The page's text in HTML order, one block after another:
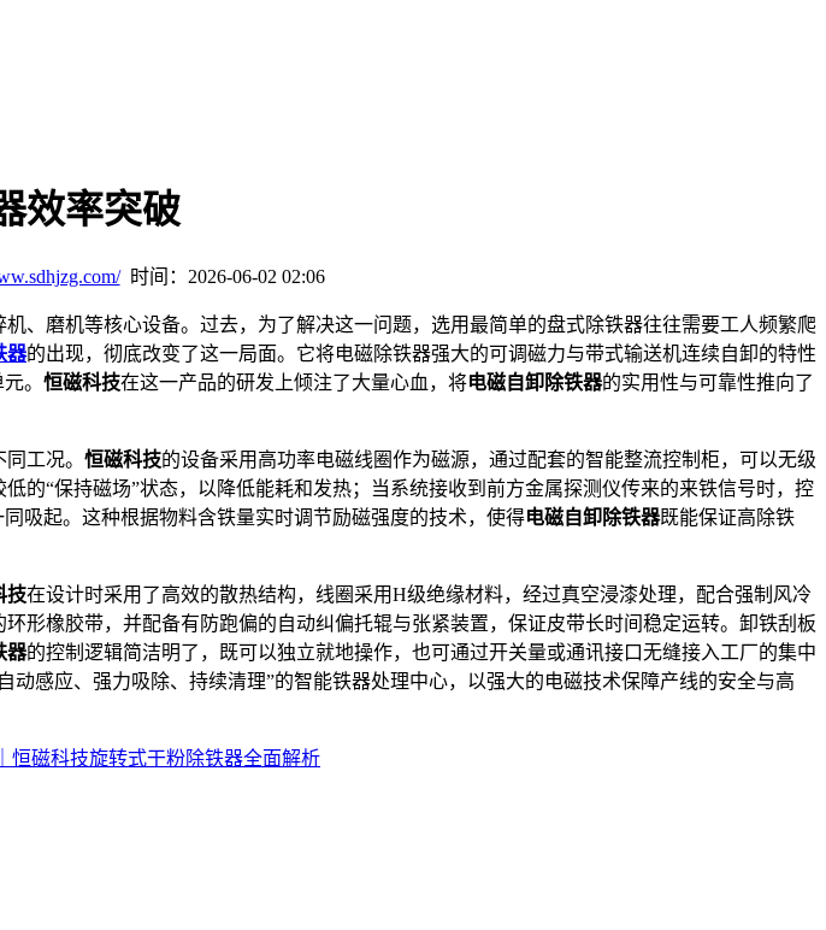
效率突破
时间：2026-06-02 02:06
、磨机等核心设备。过去，为了解决这一问题，选用最简单的盘式除铁器往往需要工人频繁爬
器的出现，彻底改变了这一局面。它将电磁除铁器强大的可调磁力与带式输送机连续自卸的特性
。 恒磁科技在这一产品的研发上倾注了大量心血，将电磁自卸除铁器的实用性与可靠性推向了
工况。 恒磁科技的设备采用高功率电磁线圈作为磁源，通过配套的智能整流控制柜，可以无级
的“保持磁场”状态，以降低能耗和发热；当系统接收到前方金属探测仪传来的来铁信号时，控
吸起。这种根据物料含铁量实时调节励磁强度的技术，使得电磁自卸除铁器既能保证高除铁
技在设计时采用了高效的散热结构，线圈采用H级绝缘材料，经过真空浸漆处理，配合强制风冷
形橡胶带，并配备有防跑偏的自动纠偏托辊与张紧装置，保证皮带长时间稳定运转。卸铁刮板
器的控制逻辑简洁明了，既可以独立就地操作，也可通过开关量或通讯接口无缝接入工厂的集中
动感应、强力吸除、持续清理”的智能铁器处理中心，以强大的电磁技术保障产线的安全与高
恒磁科技旋转式干粉除铁器全面解析